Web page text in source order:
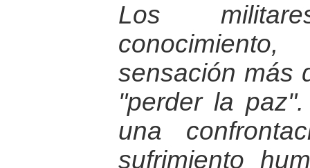
Los
sensación más
"perder la
una
sufrimiento